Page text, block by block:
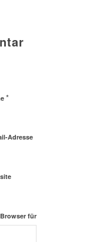
*
Adresse
für